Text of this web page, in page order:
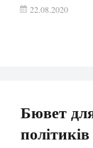
22.08.2020
Бювет